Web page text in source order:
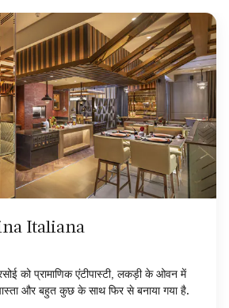
Italiana
को प्रामाणिक एंटीपास्टी, लकड़ी के ओवन में
और बहुत कुछ के साथ फिर से बनाया गया है.